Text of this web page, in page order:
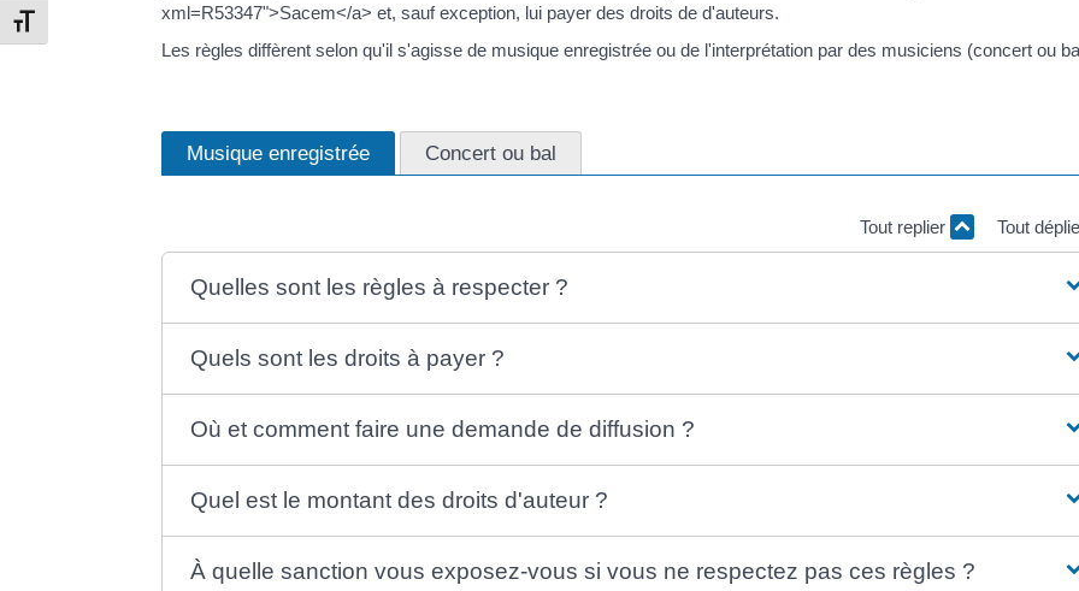
Changer la taille de la police
xml=R53347">Sacem</a> et, sauf exception, lui payer des droits de d'auteurs.
Les règles diffèrent selon qu'il s'agisse de musique enregistrée ou de l'interprétation par des musiciens (concert ou
Musique enregistrée Concert ou bal
Tout replier Tout
Quelles sont les règles à respecter ?
Quels sont les droits à payer ?
Où et comment faire une demande de diffusion ?
Quel est le montant des droits d'auteur ?
À quelle sanction vous exposez-vous si vous ne respectez pas ces règles ?